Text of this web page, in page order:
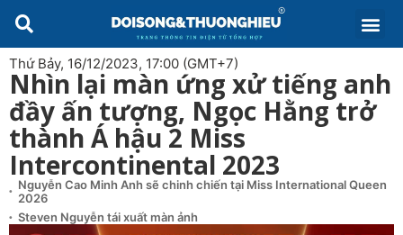
Thứ Bảy, 16/12/2023, 17:00 (GMT+7)
Nhìn lại màn ứng xử tiếng anh
đầy ấn tượng, Ngọc Hằng trở
thành Á hậu 2 Miss
Intercontinental 2023
Nguyễn Cao Minh Anh sẽ chinh chiến tại Miss International Queen
2026
Steven Nguyễn tái xuất màn ảnh